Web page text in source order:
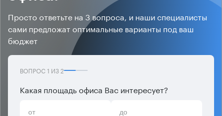
Просто ответьте на 3 вопроса, и наши специалисты
сами предложат оптимальные варианты под ваш
бюджет
ВОПРОС 1 ИЗ2
Какая площадь офиса Вас интересует?